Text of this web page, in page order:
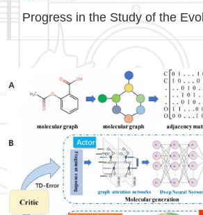
Progress in the Study of the
of the Yellow See Surface